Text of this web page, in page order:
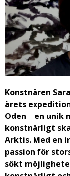
Konstnären
årets
Oden – en
konstnärligt
Arktis. Med en
passion för
sökt